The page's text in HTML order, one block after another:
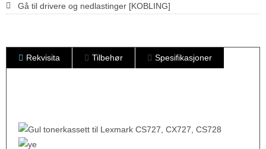
Gå til drivere og nedlastinger [KOBLING]
Rekvisita Tilbehør Spesifikasjoner